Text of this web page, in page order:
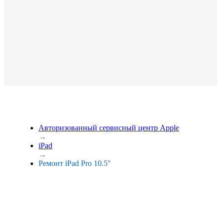
Авторизованный сервисный центр Apple
→
iPad
→
Ремонт iPad Pro 10.5"